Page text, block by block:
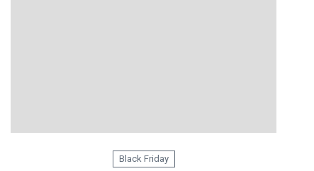
Black Friday